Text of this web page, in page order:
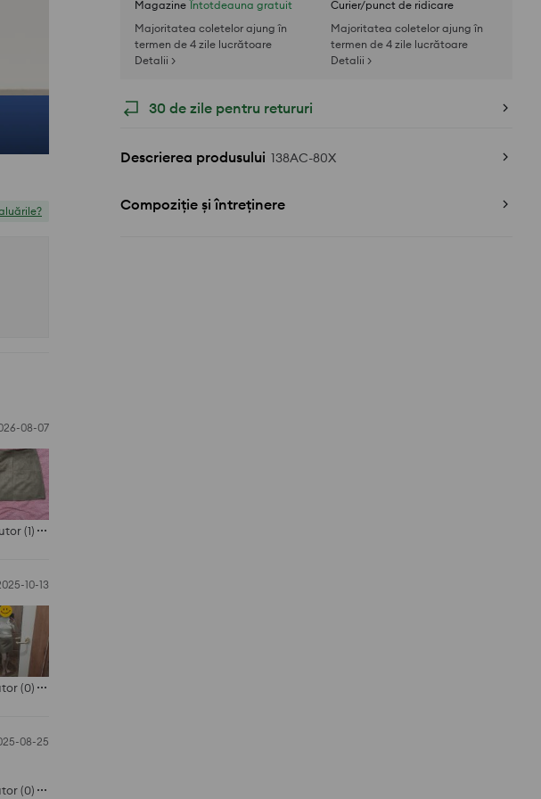
Magazine Întotdeauna gratuit
Majoritatea coletelor ajung în
termen de 4 zile lucrătoare
Detalii >
Curier/punct de ridicare
Majoritatea coletelor ajung în
termen de 4 zile lucrătoare
Detalii >
30 de zile pentru retururi
Descrierea produsului 138AC-80X
Compoziție și întreținere
08-07
(1)
10-13
(0)
08-25
(0)